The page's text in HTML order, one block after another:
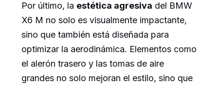
Por último, la estética agresiva del BMW
X6 M no solo es visualmente impactante,
sino que también está diseñada para
optimizar la aerodinámica. Elementos como
el alerón trasero y las tomas de aire
grandes no solo mejoran el estilo, sino que